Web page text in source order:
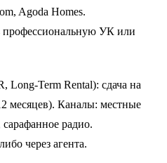
Agoda Homes.
профессиональную УК или
Long-Term Rental): сдача на
месяцев). Каналы: местные
радио.
через агента.